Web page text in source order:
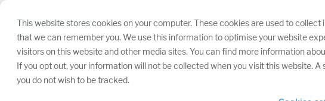
This website stores cookies on your computer. These cookies are used to
that we can remember you. We use this information to optimise your website
visitors on this website and other media sites. You can find more information
If you opt out, your information will not be collected when you visit this website.
you do not wish to be tracked.
Navigation
überspringen.
IHRE ZIELE